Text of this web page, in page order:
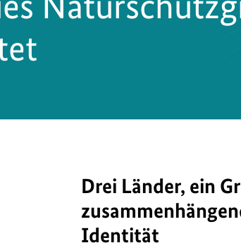
Ziele
neuen
Naturschutzgroßprojektes
Drei Länder, ein
Identität